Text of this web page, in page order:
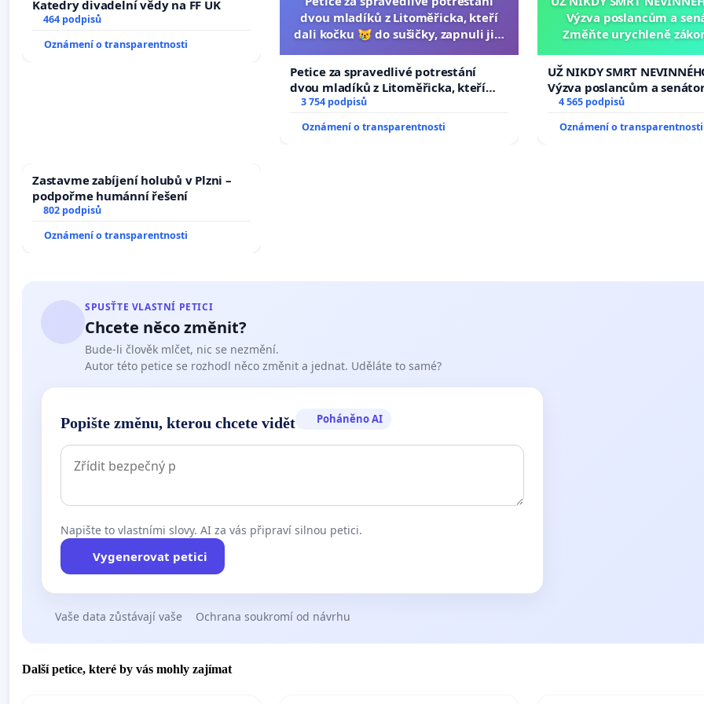
Katedry divadelní vědy na FF UK
464 podpisů
Oznámení o transparentnosti
dvou mladíků z Litoměřicka, kteří
dali kočku 😿 do sušičky, zapnuli ji a
Petice za spravedlivé potrestání
dvou mladíků z Litoměřicka, kteří
dali kočku 😿 do sušičky, zapnuli ji a
3 754 podpisů
Oznámení o transparentnosti
Výzva poslancům a
Změňte urychleně
opakovat!
UŽ NIKDY SMRT
Výzva poslancům a
Změňte urychleně zákon,
opakovat!
4 565 podpisů
Oznámení o transparentnosti
Zastavme zabíjení holubů v Plzni –
podpořme humánní řešení
802 podpisů
Oznámení o transparentnosti
SPUSŤTE VLASTNÍ PETICI
Chcete něco změnit?
Bude-li člověk mlčet, nic se nezmění.
Autor této petice se rozhodl něco změnit a jednat. Uděláte to samé?
Popište změnu, kterou chcete vidět Poháněno AI
Napište to vlastními slovy. AI za vás připraví silnou petici.
Vygenerovat petici
Vaše data zůstávají vaše Ochrana soukromí od návrhu
Další petice, které by vás mohly zajímat